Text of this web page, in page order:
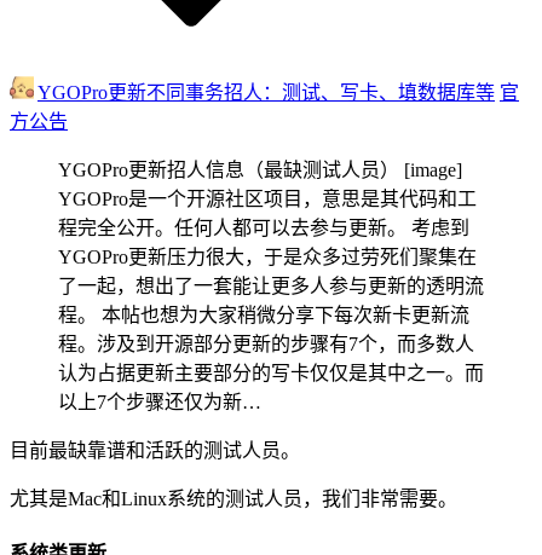
YGOPro更新不同事务招人：测试、写卡、填数据库等 官
方公告
YGOPro更新招人信息（最缺测试人员） [image]
YGOPro是一个开源社区项目，意思是其代码和工
程完全公开。任何人都可以去参与更新。 考虑到
YGOPro更新压力很大，于是众多过劳死们聚集在
了一起，想出了一套能让更多人参与更新的透明流
程。 本帖也想为大家稍微分享下每次新卡更新流
程。涉及到开源部分更新的步骤有7个，而多数人
认为占据更新主要部分的写卡仅仅是其中之一。而
以上7个步骤还仅为新…
目前最缺靠谱和活跃的测试人员。
尤其是Mac和Linux系统的测试人员，我们非常需要。